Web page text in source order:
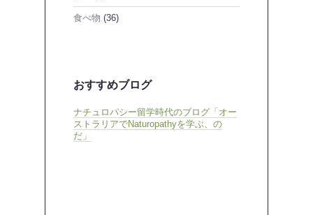
食べ物 (36)
おすすめブログ
ナチュロパシー留学時代のブログ「オー
ストラリアでNaturopathyを学ぶ、の
だ」